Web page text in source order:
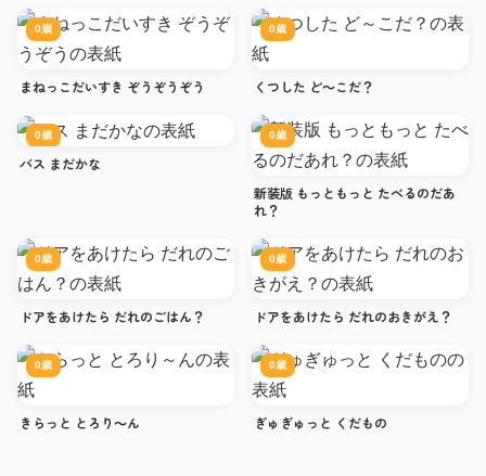
0歳
まねっこだいすき ぞうぞうぞう
0歳
くつした ど～こだ？
0歳
バス まだかな
0歳
新装版 もっともっと たべるのだあ
れ？
0歳
ドアをあけたら だれのごはん？
0歳
ドアをあけたら だれのおきがえ？
0歳
きらっと とろり～ん
0歳
ぎゅぎゅっと くだもの